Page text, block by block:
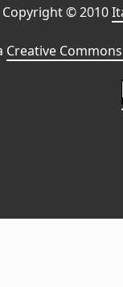
Copyright © 2010
Creative